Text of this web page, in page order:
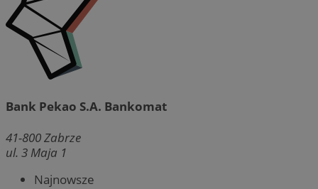
Bank Pekao S.A. Bankomat
41-800Zabrze
ul. 3 Maja 1
Najnowsze